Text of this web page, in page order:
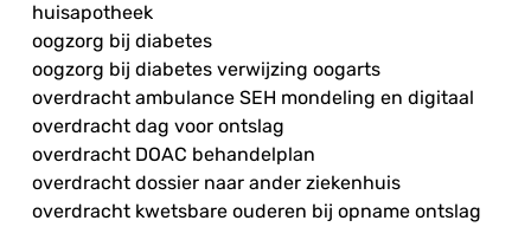
huisapotheek
oogzorg bij diabetes
oogzorg bij diabetes verwijzing oogarts
overdracht ambulance SEH mondeling en digitaal
overdracht dag voor ontslag
overdracht DOAC behandelplan
overdracht dossier naar ander ziekenhuis
overdracht kwetsbare ouderen bij opname ontslag